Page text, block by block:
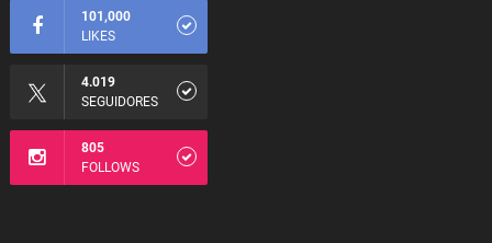
101,000
LIKES
4.019
SEGUIDORES
805
FOLLOWS